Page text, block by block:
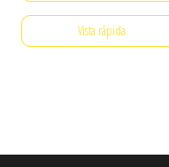
Vista rápida